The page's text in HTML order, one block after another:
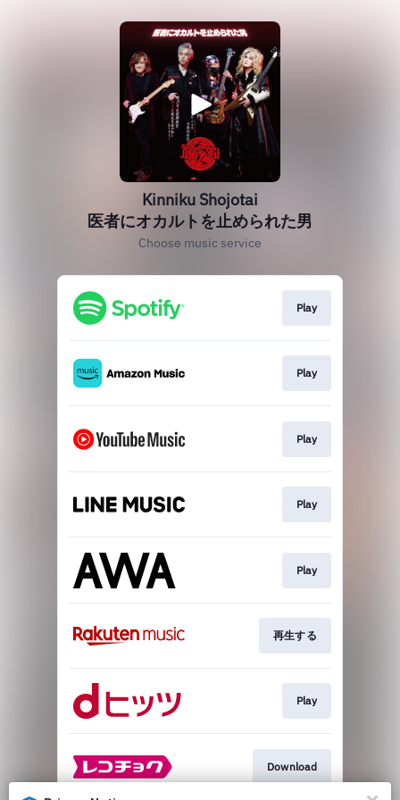
Kinniku Shojotai
医者にオカルトを止められた男
Choose music service
Play
Play
Play
Play
Play
再生する
Play
Download